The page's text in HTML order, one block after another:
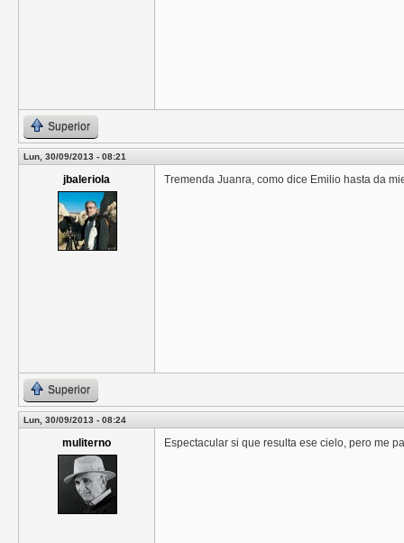
Superior
Lun, 30/09/2013 - 08:21
jbaleriola Tremenda Juanra, como dice Emilio hasta da
Superior
Lun, 30/09/2013 - 08:24
muliterno Espectacular si que resulta ese cielo, pero me